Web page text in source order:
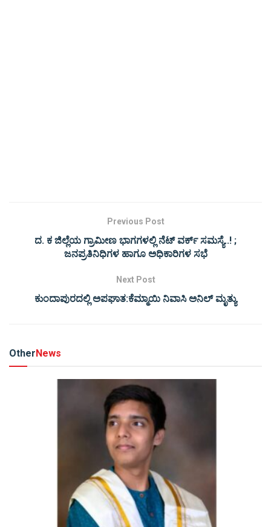
Previous Post
ದ. ಕ ಜಿಲ್ಲೆಯ ಗ್ರಾಮೀಣ ಭಾಗಗಳಲ್ಲಿ ನೆಟ್ ವರ್ಕ್ ಸಮಸ್ಯೆ..! ;
ಜನಪ್ರತಿನಿಧಿಗಳ ಹಾಗೂ ಅಧಿಕಾರಿಗಳ ಸಭೆ
Next Post
ಕುಂದಾಪುರದಲ್ಲಿ ಅಪಘಾತ:ಕೆಮ್ಮಾಯಿ ನಿವಾಸಿ ಅನಿಲ್ ಮೃತ್ಯು
OtherNews